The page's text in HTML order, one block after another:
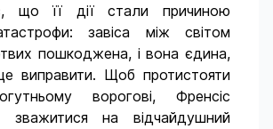
що її дії стали причиною
завіса між світом
пошкоджена, і вона єдина,
виправити. Щоб протистояти
ворогові, Френсіс
зважитися на відчайдушний